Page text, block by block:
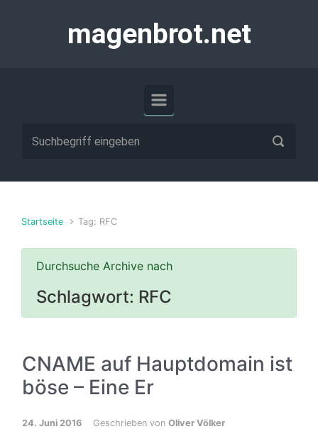
magenbrot.net
Startseite Tag: RFC
Durchsuche Archive nach
Schlagwort: RFC
CNAME auf Hauptdomain ist
böse – Eine Er
24. Juni 2016 Geschrieben von Oliver Völker